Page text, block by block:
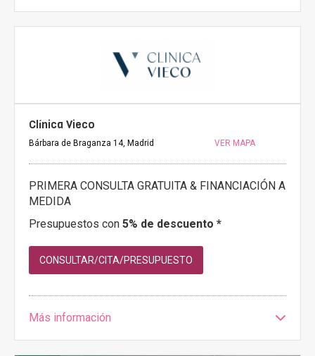
Clínica Vieco
Bárbara de Braganza 14, Madrid VER MAPA
PRIMERA CONSULTA GRATUITA & FINANCIACIÓN A
MEDIDA
Presupuestos con 5% de descuento *
CONSULTAR/CITA/PRESUPUESTO
Más información